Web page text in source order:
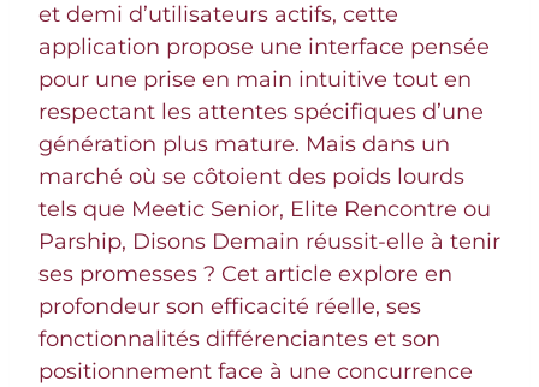
et demi d’utilisateurs actifs, cette
application propose une interface pensée
pour une prise en main intuitive tout en
respectant les attentes spécifiques d’une
génération plus mature. Mais dans un
marché où se côtoient des poids lourds
tels que Meetic Senior, Elite Rencontre ou
Parship, Disons Demain réussit-elle à tenir
ses promesses ? Cet article explore en
profondeur son efficacité réelle, ses
fonctionnalités différenciantes et son
positionnement face à une concurrence